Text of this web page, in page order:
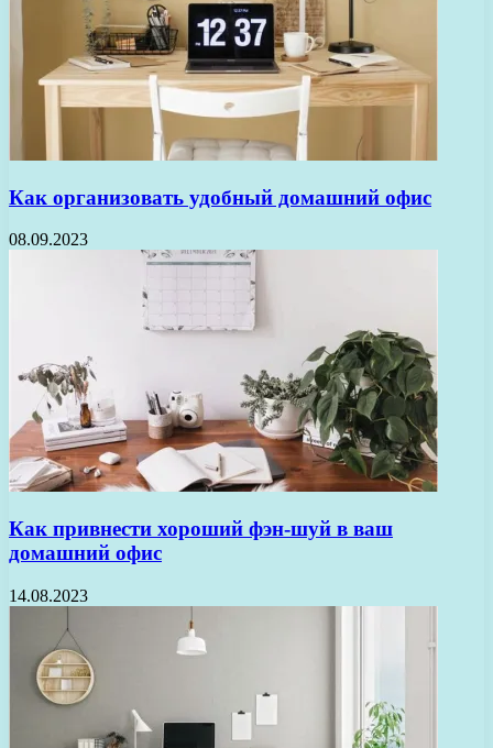
Как организовать удобный домашний офис
08.09.2023
Как привнести хороший фэн-шуй в ваш
домашний офис
14.08.2023